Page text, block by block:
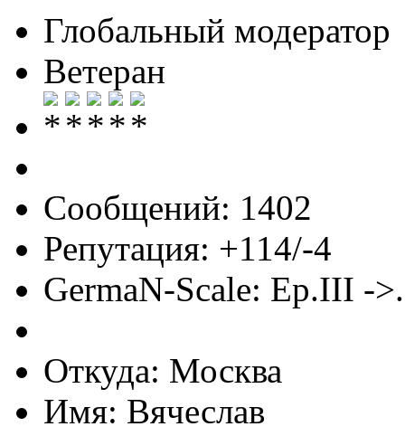
Глобальный модератор
Ветеран
Сообщений: 1402
Репутация: +114/-4
GermaN-Scale: Ep.III -
Откуда: Москва
Имя: Вячеслав